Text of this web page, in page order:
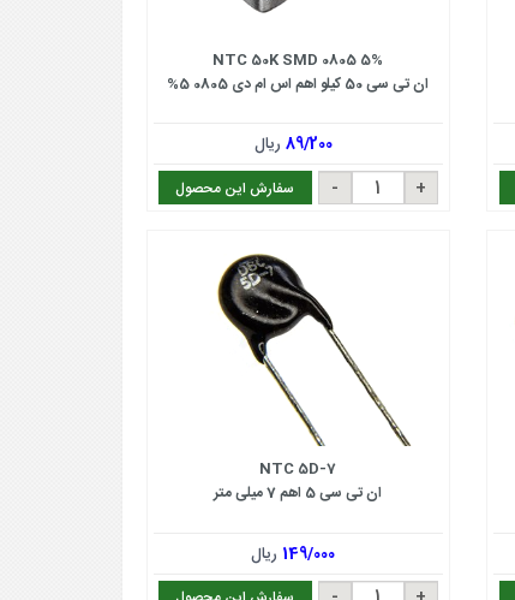
NTC 50K SMD 0805 5%
ان تی سی 50 کیلو اهم اس ام دی 0805 5%
89/200 ریال
سفارش این محصول
NTC 5D-7
ان تی سی 5 اهم 7 میلی متر
149/000 ریال